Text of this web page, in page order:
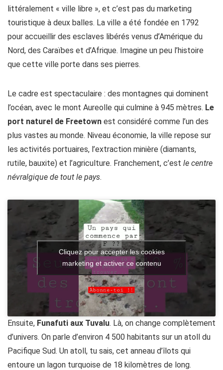
littéralement « ville libre », et c’est pas du marketing
touristique à deux balles. La ville a été fondée en 1792
pour accueillir des esclaves libérés venus d’Amérique du
Nord, des Caraïbes et d’Afrique. Imagine un peu l’histoire
que cette ville porte dans ses pierres.
Le cadre est spectaculaire : des montagnes qui dominent
l’océan, avec le mont Aureolle qui culmine à 945 mètres. Le
port naturel de Freetown est considéré comme l’un des
plus vastes au monde. Niveau économie, la ville repose sur
les activités portuaires, l’extraction minière (diamants,
rutile, bauxite) et l’agriculture. Franchement, c’est le centre
névralgique de tout le pays.
Cliquez pour accepter les cookies
marketing et activer ce contenu
Ensuite, Funafuti aux Tuvalu. Là, on change complètement
d’univers. On parle d’environ 4 500 habitants sur un atoll du
Pacifique Sud. Un atoll, tu sais, cet anneau d’îlots qui
entoure un lagon turquoise de 18 kilomètres de long.